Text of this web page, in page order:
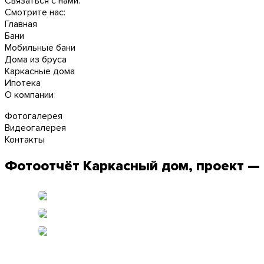
Смотрите нас:
Главная
Бани
Мобильные бани
Дома из бруса
Каркасные дома
Ипотека
О компании
Фотогалерея
Видеогалерея
Контакты
Фотоотчёт Каркасный дом, проект —